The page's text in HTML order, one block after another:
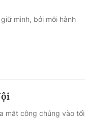
sinh
trực tuyến
mình, bởi mỗi hành
mắt công chúng vào tối